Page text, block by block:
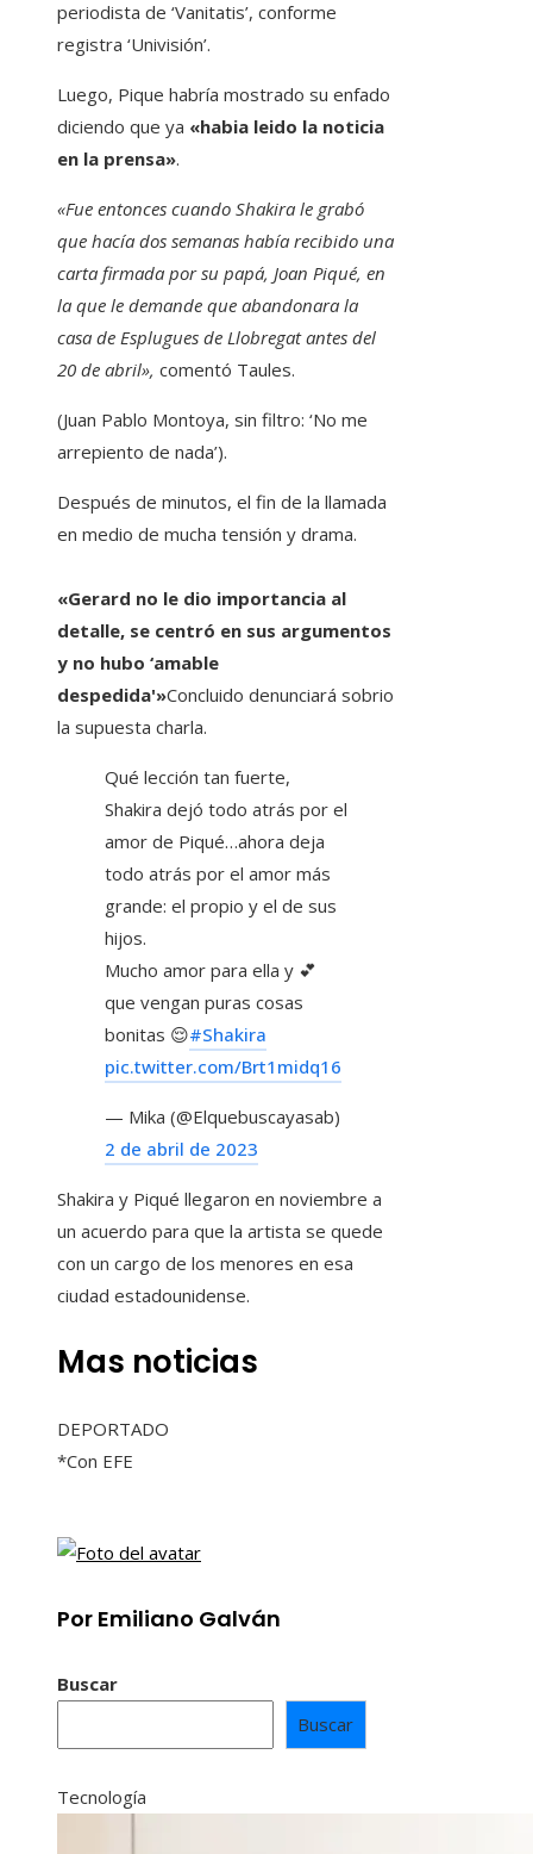
periodista de ‘Vanitatis’, conforme
registra ‘Univisión’.
Luego, Pique habría mostrado su enfado
diciendo que ya «habia leido la noticia
en la prensa».
«Fue entonces cuando Shakira le grabó
que hacía dos semanas había recibido una
carta firmada por su papá, Joan Piqué, en
la que le demande que abandonara la
casa de Esplugues de Llobregat antes del
20 de abril», comentó Taules.
(Juan Pablo Montoya, sin filtro: ‘No me
arrepiento de nada’).
Después de minutos, el fin de la llamada
en medio de mucha tensión y drama.
«Gerard no le dio importancia al
detalle, se centró en sus argumentos
y no hubo ‘amable
despedida'»Concluido denunciará sobrio
la supuesta charla.
Qué lección tan fuerte,
Shakira dejó todo atrás por el
amor de Piqué…ahora deja
todo atrás por el amor más
grande: el propio y el de sus
hijos.
Mucho amor para ella y 💕
que vengan puras cosas
bonitas 😌#Shakira
pic.twitter.com/Brt1midq16
— Mika (@Elquebuscayasab)
2 de abril de 2023
Shakira y Piqué llegaron en noviembre a
un acuerdo para que la artista se quede
con un cargo de los menores en esa
ciudad estadounidense.
Mas noticias
DEPORTADO
*Con EFE
Por Emiliano Galván
Buscar
Buscar
Tecnología